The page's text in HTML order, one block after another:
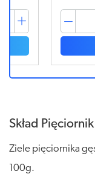
Skład
Ziele pięciornika
100g.